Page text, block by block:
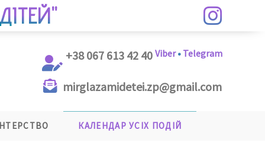
+38 067 613 42 40 Viber• Telegram
mirglazamidetei.zp@gmail.com
КАЛЕНДАР УСІХ ПОДІЙ